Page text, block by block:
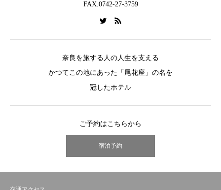
FAX.0742-27-3759
奈良を旅する人の人生を支える
かつてこの地にあった「尾花座」の名を
冠したホテル
ご予約はこちらから
宿泊予約